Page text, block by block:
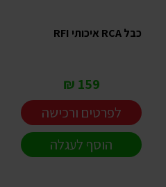
כבל RCA איכותי RFI
159 ₪
לפרטים ורכישה
הוסף לעגלה